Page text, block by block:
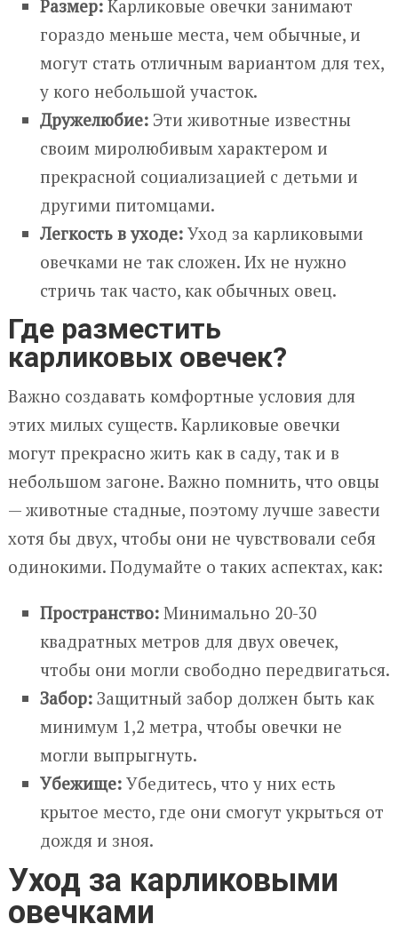
Размер: Карликовые овечки занимают
гораздо меньше места, чем обычные, и
могут стать отличным вариантом для тех,
у кого небольшой участок.
Дружелюбие: Эти животные известны
своим миролюбивым характером и
прекрасной социализацией с детьми и
другими питомцами.
Легкость в уходе: Уход за карликовыми
овечками не так сложен. Их не нужно
стричь так часто, как обычных овец.
Где разместить
карликовых овечек?
Важно создавать комфортные условия для
этих милых существ. Карликовые овечки
могут прекрасно жить как в саду, так и в
небольшом загоне. Важно помнить, что овцы
— животные стадные, поэтому лучше завести
хотя бы двух, чтобы они не чувствовали себя
одинокими. Подумайте о таких аспектах, как:
Пространство: Минимально 20-30
квадратных метров для двух овечек,
чтобы они могли свободно передвигаться.
Забор: Защитный забор должен быть как
минимум 1,2 метра, чтобы овечки не
могли выпрыгнуть.
Убежище: Убедитесь, что у них есть
крытое место, где они смогут укрыться от
дождя и зноя.
Уход за карликовыми
овечками